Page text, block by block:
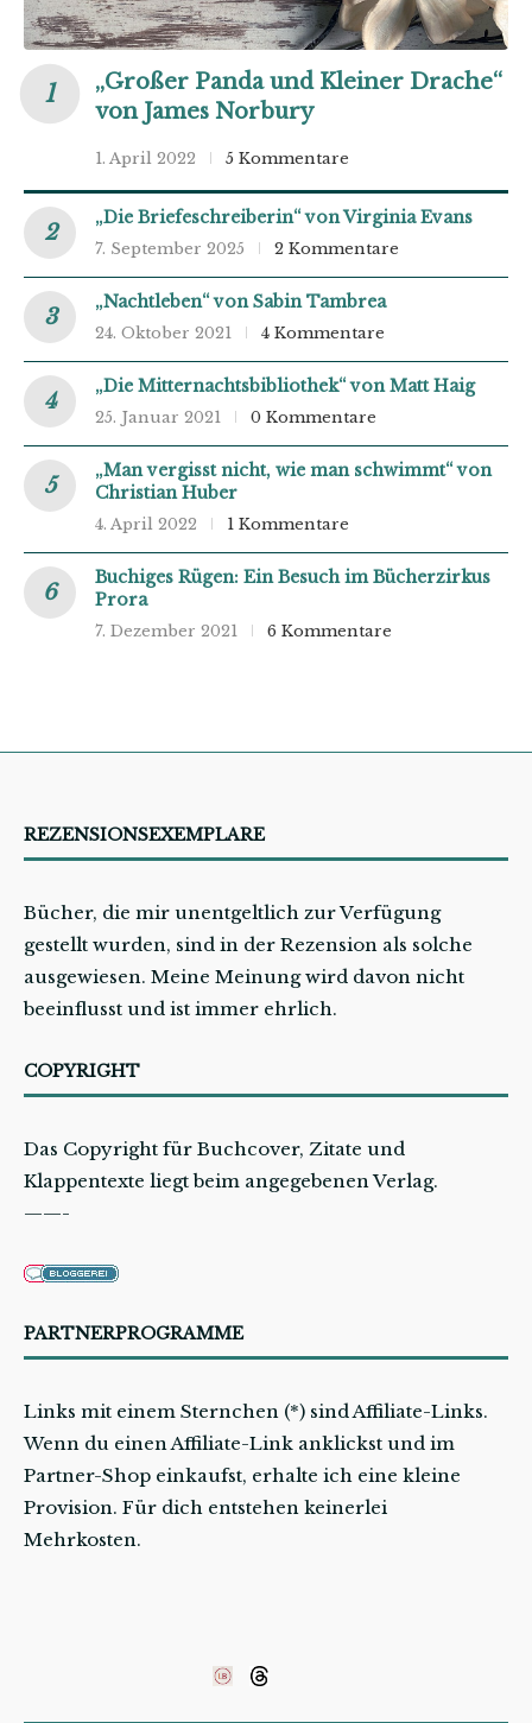
„Großer Panda und Kleiner Drache“
von James Norbury
1. April 2022 5 Kommentare
„Die Briefeschreiberin“ von Virginia Evans
7. September 2025 2 Kommentare
„Nachtleben“ von Sabin Tambrea
24. Oktober 2021 4 Kommentare
„Die Mitternachtsbibliothek“ von Matt Haig
25. Januar 2021 0 Kommentare
„Man vergisst nicht, wie man schwimmt“ von
Christian Huber
4. April 2022 1 Kommentare
Buchiges Rügen: Ein Besuch im Bücherzirkus
Prora
7. Dezember 2021 6 Kommentare
REZENSIONSEXEMPLARE
Bücher, die mir unentgeltlich zur Verfügung
gestellt wurden, sind in der Rezension als solche
ausgewiesen. Meine Meinung wird davon nicht
beeinflusst und ist immer ehrlich.
COPYRIGHT
Das Copyright für Buchcover, Zitate und
Klappentexte liegt beim angegebenen Verlag.
——-
PARTNERPROGRAMME
Links mit einem Sternchen (*) sind Affiliate-Links.
Wenn du einen Affiliate-Link anklickst und im
Partner-Shop einkaufst, erhalte ich eine kleine
Provision. Für dich entstehen keinerlei
Mehrkosten.